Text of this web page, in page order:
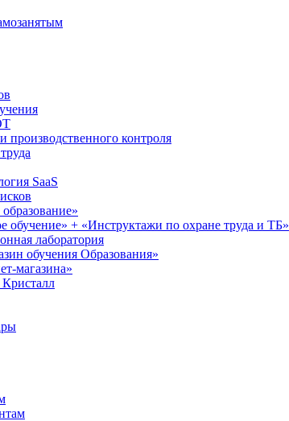
контроля
SaaS
обучение» + «Инструктажи по охране труда и ТБ»
лаборатория
обучения Образования»
магазина»